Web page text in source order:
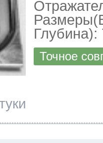
Глубина):
Точное